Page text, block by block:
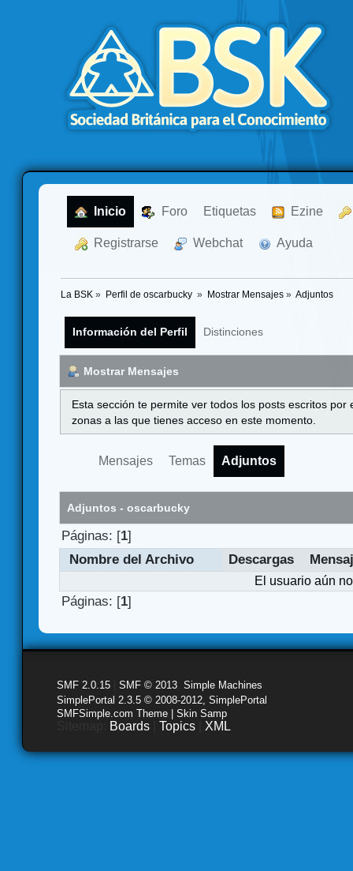
Inicio Foro Etiquetas Ezine
Registrarse Webchat Ayuda
La BSK » Perfil de oscarbucky » Mostrar Mensajes» Adjuntos
Información del Perfil Distinciones
Mostrar Mensajes
Esta sección te permite ver todos los posts escritos
zonas a las que tienes acceso en este momento.
Mensajes Temas Adjuntos
Adjuntos - oscarbucky
Páginas: [1]
Nombre del Archivo
Descargas
El usuario aún
Páginas: [1]
SMF 2.0.15 SMF © 2013 Simple Machines
SimplePortal 2.3.5 © 2008-2012, SimplePortal
SMFSimple.com Theme | Skin Samp
Boards Topics XML